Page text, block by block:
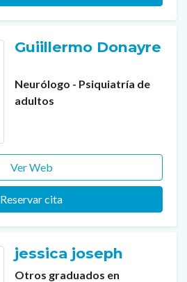
Guiillermo Donayre
Neurólogo - Psiquiatría de
adultos
Ver Web
Reservar cita
jessica joseph
Otros graduados en